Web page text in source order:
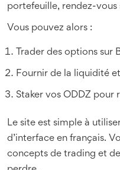
portefeuille, rendez-vous
Vous pouvez alors :
Trader des options sur
Fournir de la liquidité
Staker vos ODDZ pour
Le site est simple à
d’interface en français.
concepts de trading et